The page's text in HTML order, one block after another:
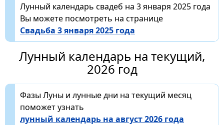
Лунный календарь свадеб на 3 января 2025 года
Вы можете посмотреть на странице
Свадьба 3 января 2025 года
Лунный календарь на текущий,
2026 год
Фазы Луны и лунные дни на текущий месяц
поможет узнать
лунный календарь на август 2026 года